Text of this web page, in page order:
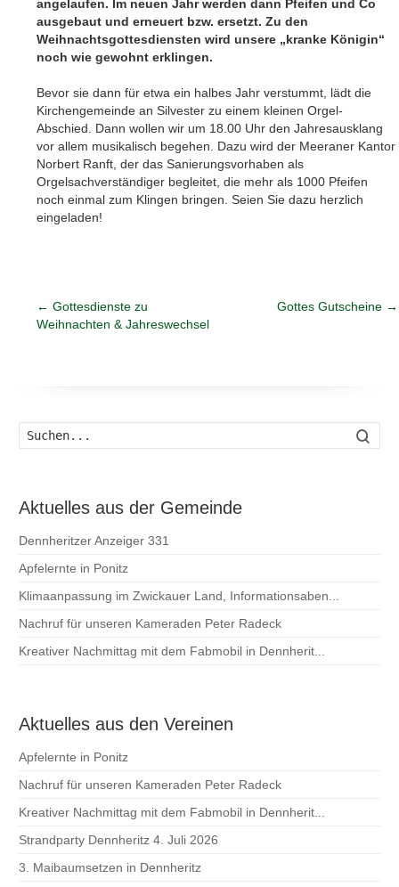
angelaufen. Im neuen Jahr werden dann Pfeifen und Co
ausgebaut und erneuert bzw. ersetzt. Zu den
Weihnachtsgottesdiensten wird unsere „kranke Königin“
noch wie gewohnt erklingen.
Bevor sie dann für etwa ein halbes Jahr verstummt, lädt die
Kirchengemeinde an Silvester zu einem kleinen Orgel-
Abschied. Dann wollen wir um 18.00 Uhr den Jahresausklang
vor allem musikalisch begehen. Dazu wird der Meeraner Kantor
Norbert Ranft, der das Sanierungsvorhaben als
Orgelsachverständiger begleitet, die mehr als 1000 Pfeifen
noch einmal zum Klingen bringen. Seien Sie dazu herzlich
eingeladen!
← Gottesdienste zu
Weihnachten & Jahreswechsel
Gottes Gutscheine →
Aktuelles aus der Gemeinde
Dennheritzer Anzeiger 331
Apfelernte in Ponitz
Klimaanpassung im Zwickauer Land, Informationsaben...
Nachruf für unseren Kameraden Peter Radeck
Kreativer Nachmittag mit dem Fabmobil in Dennherit...
Aktuelles aus den Vereinen
Apfelernte in Ponitz
Nachruf für unseren Kameraden Peter Radeck
Kreativer Nachmittag mit dem Fabmobil in Dennherit...
Strandparty Dennheritz 4. Juli 2026
3. Maibaumsetzen in Dennheritz